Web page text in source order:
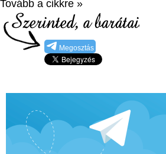
Tovább a cikkre »
Megosztás